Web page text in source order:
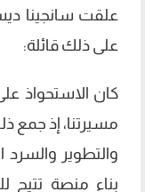
علقت سانجينا
على ذلك قائلة:
كان
مسيرتنا، إذ جمع
والتطوير
بناء منصة تتيح